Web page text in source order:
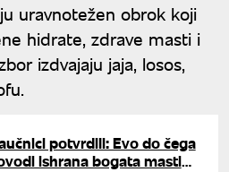
uravnotežen obrok koji
hidrate, zdrave masti i
izdvajaju jaja, losos,
potvrdili: Evo do čega
ishrana bogata mastima